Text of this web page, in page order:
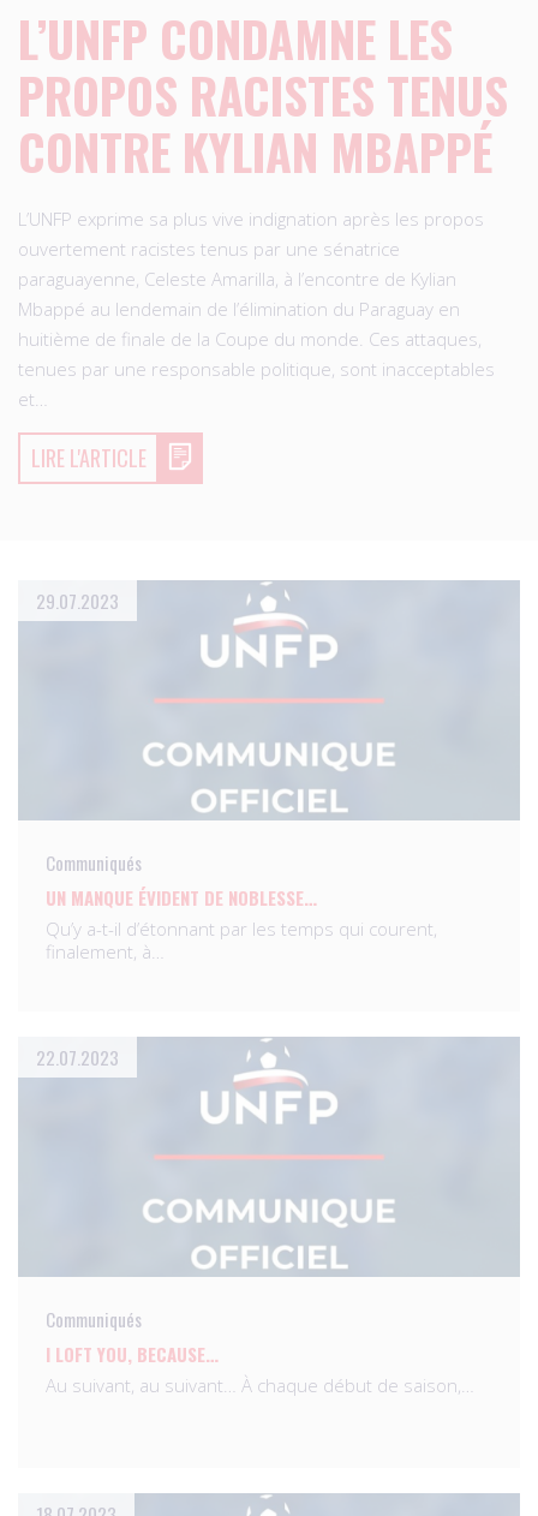
L’UNFP CONDAMNE LES
PROPOS RACISTES TENUS
CONTRE KYLIAN MBAPPÉ
L’UNFP exprime sa plus vive indignation après les propos
ouvertement racistes tenus par une sénatrice
paraguayenne, Celeste Amarilla, à l’encontre de Kylian
Mbappé au lendemain de l’élimination du Paraguay en
huitième de finale de la Coupe du monde. Ces attaques,
tenues par une responsable politique, sont inacceptables
et…
LIRE L'ARTICLE
29.07.2023
Communiqués
UN MANQUE ÉVIDENT DE NOBLESSE…
Qu’y a-t-il d’étonnant par les temps qui courent,
finalement, à…
22.07.2023
Communiqués
I LOFT YOU, BECAUSE…
Au suivant, au suivant… À chaque début de saison,…